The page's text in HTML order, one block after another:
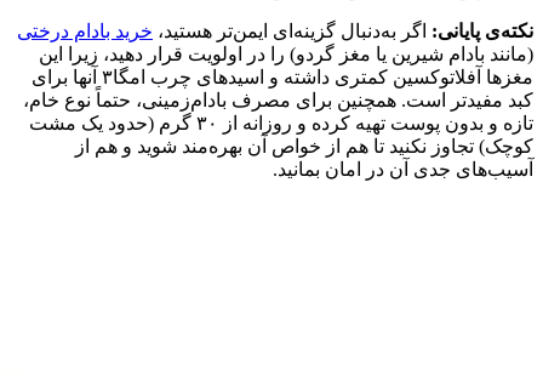
نکته‌ی پایانی: اگر به‌دنبال گزینه‌ای ایمن‌تر هستید، خرید بادام درختی
(مانند بادام شیرین یا مغز گردو) را در اولویت قرار دهید، زیرا این
مغزها آفلاتوکسین کمتری داشته و اسیدهای چرب امگا‌۳ آنها برای
کبد مفیدتر است. همچنین برای مصرف بادام‌زمینی، حتماً نوع خام،
تازه و بدون پوست تهیه کرده و روزانه از ۳۰ گرم (حدود یک مشت
کوچک) تجاوز نکنید تا هم از خواص آن بهره‌مند شوید و هم از
آسیب‌های جدی آن در امان بمانید.